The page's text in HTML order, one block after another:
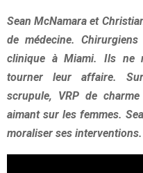
Sean McNamara et
de médecine.
clinique à Miami. Ils ne
tourner leur affaire.
scrupule, VRP de
aimant sur les femmes.
moraliser ses interventions.